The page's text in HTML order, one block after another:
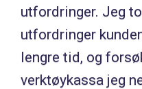
utfordringer. Jeg
utfordringer
lengre tid, og
verktøykassa jeg